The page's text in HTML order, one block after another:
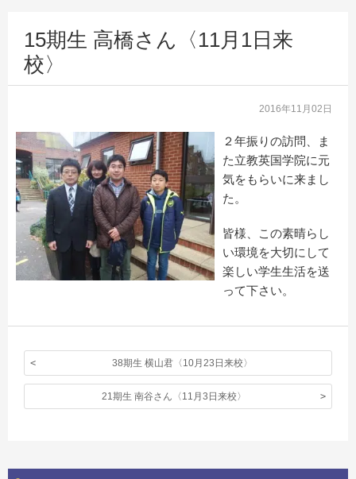
15期生 高橋さん〈11月1日来
校〉
2016年11月02日
２年振りの訪問、ま
た立教英国学院に元
気をもらいに来まし
た。
皆様、この素晴らし
い環境を大切にして
楽しい学生生活を送
って下さい。
38期生 横山君〈10月23日来校〉
21期生 南谷さん〈11月3日来校〉